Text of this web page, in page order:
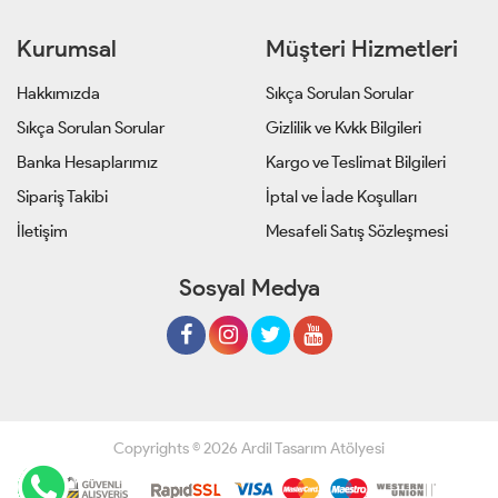
Kurumsal
Hakkımızda
Sıkça Sorulan Sorular
Banka Hesaplarımız
Sipariş Takibi
İletişim
Müşteri Hizmetleri
Sıkça Sorulan Sorular
Gizlilik ve Kvkk Bilgileri
Kargo ve Teslimat Bilgileri
İptal ve İade Koşulları
Mesafeli Satış Sözleşmesi
Sosyal Medya
Copyrights © 2026 Ardil Tasarım Atölyesi